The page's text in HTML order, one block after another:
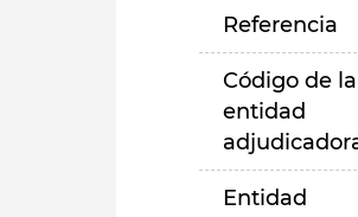
Referencia
Código de la
entidad
Entidad